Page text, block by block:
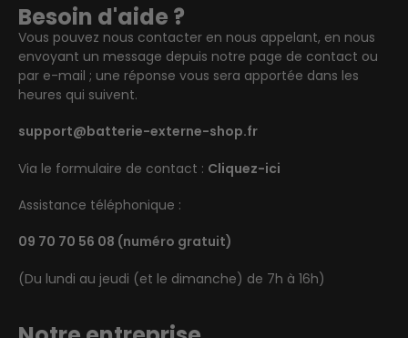
Besoin d'aide ?
Vous pouvez nous contacter en nous appelant, en nous
envoyant un message depuis notre page de contact ou
par e-mail ; une réponse vous sera apportée dans les
heures qui suivent.
support@batterie-externe-shop.fr
Via le formulaire de contact : Cliquez-ici
Assistance téléphonique :
09 70 70 56 08 (numéro gratuit)
(Du lundi au jeudi (et le dimanche) de 7h à 16h)